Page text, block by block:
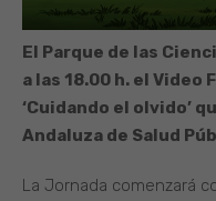
El Parque de las
a las 18.00 h. el
‘Cuidando el olvido’
Andaluza de Salud
La Jornada comenzará